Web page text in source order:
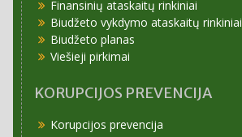
Finansinių ataskaitų rinkiniai
Biudžeto vykdymo ataskaitų rinkiniai
Biudžeto planas
Viešieji pirkimai
KORUPCIJOS PREVENCIJA
Korupcijos prevencija